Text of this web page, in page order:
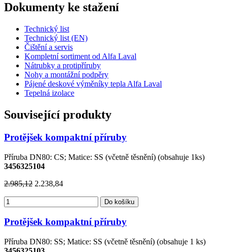
Dokumenty ke stažení
Technický list
Technický list (EN)
Čištění a servis
Kompletní sortiment od Alfa Laval
Nátrubky a protipříruby
Nohy a montážní podpěry
Pájené deskové výměníky tepla Alfa Laval
Tepelná izolace
Související produkty
Protějšek kompaktní příruby
Příruba DN80: CS; Matice: SS (včetně těsnění) (obsahuje 1ks)
3456325104
2.985,12 2.238,84
Do košíku
Protějšek kompaktní příruby
Příruba DN80: SS; Matice: SS (včetně těsnění) (obsahuje 1 ks)